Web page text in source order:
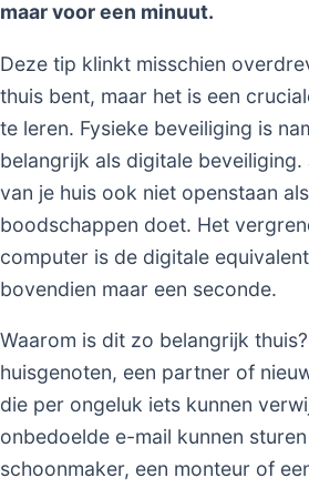
maar voor een minuut.
Deze tip klinkt misschien
thuis bent, maar het is een
te leren. Fysieke beveiliging is
belangrijk als digitale
van je huis ook niet openstaan
boodschappen doet. Het
computer is de digitale
bovendien maar een seconde.
Waarom is dit zo belangrijk
huisgenoten, een partner of
die per ongeluk iets kunnen
onbedoelde e-mail kunnen
schoonmaker, een monteur of